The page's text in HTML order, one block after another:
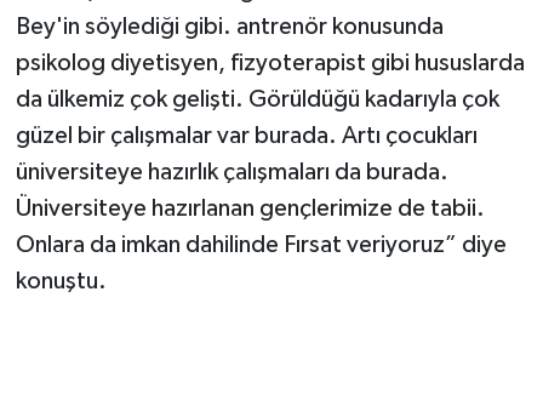
Bey'in söylediği gibi. antrenör konusunda
psikolog diyetisyen, fizyoterapist gibi hususlarda
da ülkemiz çok gelişti. Görüldüğü kadarıyla çok
güzel bir çalışmalar var burada. Artı çocukları
üniversiteye hazırlık çalışmaları da burada.
Üniversiteye hazırlanan gençlerimize de tabii.
Onlara da imkan dahilinde Fırsat veriyoruz” diye
konuştu.